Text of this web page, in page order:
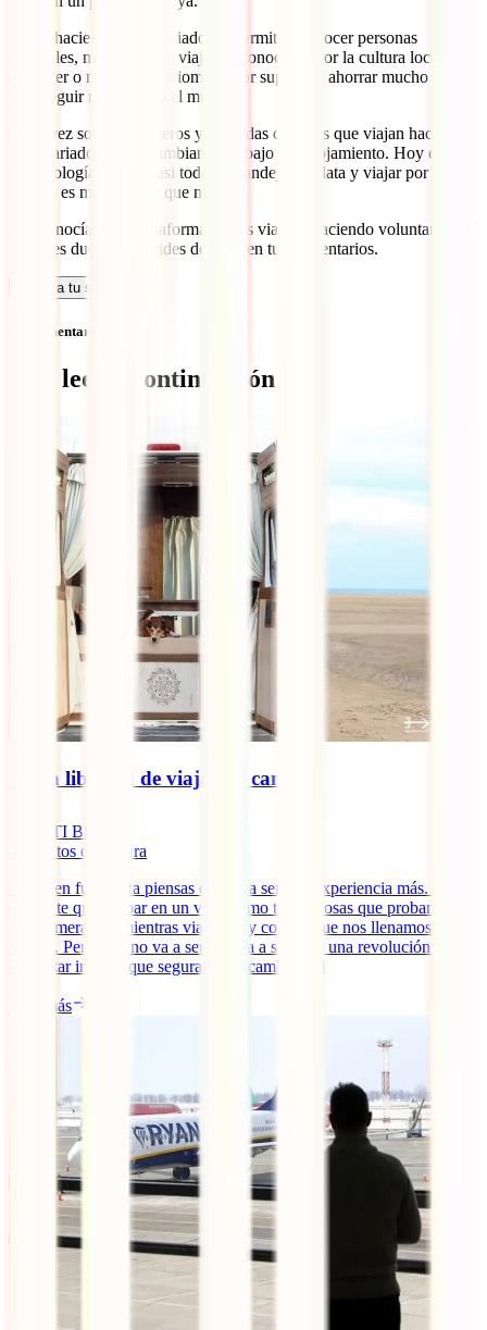
Viajar haciendo voluntariados te permitirá conocer personas
increíbles, muchos otros viajeros, conocer mejor la cultura local,
aprender o mejorar un idioma, y por supuesto, ahorrar mucho dinero
para seguir recorriendo el mundo.
Cada vez son más viajeros y nómadas digitales que viajan haciendo
voluntariados e intercambiando trabajo por alojamiento. Hoy en día
la tecnología nos da casi todo en bandeja de plata y viajar por el
mundo es más posible que nunca.
¿Ya conocías esta plataforma? ¿Has viajado haciendo voluntariados?
Si tienes dudas no olvides dejarlas en tus comentarios.
Calcula tu seguro
Sin comentarios
Qué leer a continuación
🚐 La libertad de viajar en camper
IATI Blog
minutos de lectura
Viajar en furgoneta piensas que va a ser una experiencia más. Algo
diferente que probar en un viaje como tantas cosas que probamos
por primera vez mientras viajamos y con las que nos llenamos de
ilusión. Pero esto no va a ser así. Va a ser toda una revolución. Un
despertar interior que seguramente cambie [...]
Leer más